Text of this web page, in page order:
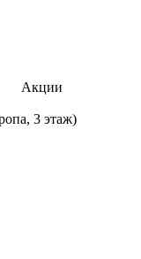
Акции
3 этаж)